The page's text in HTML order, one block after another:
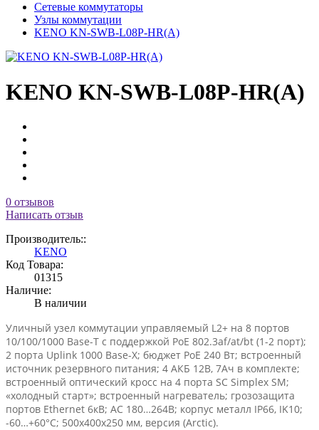
Сетевые коммутаторы
Узлы коммутации
KENO KN-SWB-L08P-HR(A)
KENO KN-SWB-L08P-HR(A)
0 отзывов
Написать отзыв
Производитель::
KENO
Код Товара:
01315
Наличие:
В наличии
Уличный узел коммутации управляемый L2+ на 8 портов
10/100/1000 Base-T с поддержкой PoE 802.3af/at/bt (1-2 порт);
2 порта Uplink 1000 Base-X; бюджет PoE 240 Вт; встроенный
источник резервного питания; 4 АКБ 12В, 7Ач в комплекте;
встроенный оптический кросс на 4 порта SC Simplex SM;
«холодный старт»; встроенный нагреватель; грозозащита
портов Ethernet 6кВ; АС 180…264В; корпус металл IP66, IK10;
-60…+60°C; 500х400х250 мм, версия (Arctic).